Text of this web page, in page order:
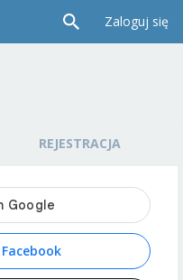
Zaloguj się
REJESTRACJA